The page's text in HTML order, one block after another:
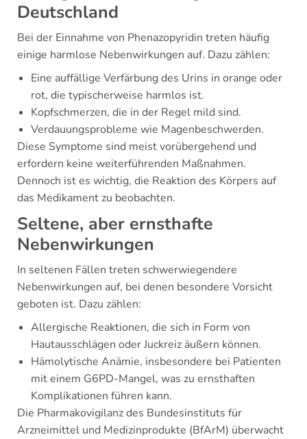
Deutschland
Bei der Einnahme von Phenazopyridin treten häufig
einige harmlose Nebenwirkungen auf. Dazu zählen:
Eine auffällige Verfärbung des Urins in orange oder
rot, die typischerweise harmlos ist.
Kopfschmerzen, die in der Regel mild sind.
Verdauungsprobleme wie Magenbeschwerden.
Diese Symptome sind meist vorübergehend und
erfordern keine weiterführenden Maßnahmen.
Dennoch ist es wichtig, die Reaktion des Körpers auf
das Medikament zu beobachten.
Seltene, aber ernsthafte
Nebenwirkungen
In seltenen Fällen treten schwerwiegendere
Nebenwirkungen auf, bei denen besondere Vorsicht
geboten ist. Dazu zählen:
Allergische Reaktionen, die sich in Form von
Hautausschlägen oder Juckreiz äußern können.
Hämolytische Anämie, insbesondere bei Patienten
mit einem G6PD-Mangel, was zu ernsthaften
Komplikationen führen kann.
Die Pharmakovigilanz des Bundesinstituts für
Arzneimittel und Medizinprodukte (BfArM) überwacht